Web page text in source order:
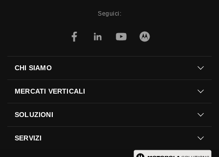
Seguici:
CHI SIAMO
MERCATI VERTICALI
SOLUZIONI
SERVIZI